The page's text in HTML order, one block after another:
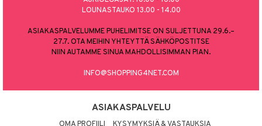
LOUNASTAUKO 13.00 - 14.00
ASIAKASPALVELUMME PUHELIMITSE ON SULJETTUNA 29.6.–
27.7. OTA MEIHIN YHTEYTTÄ SÄHKÖPOSTITSE
NIIN AUTAMME SINUA MAHDOLLISIMMAN PIAN.
INFO@SHOPPING4NET.COM
ASIAKASPALVELU